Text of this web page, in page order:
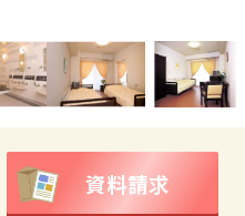
資料請求